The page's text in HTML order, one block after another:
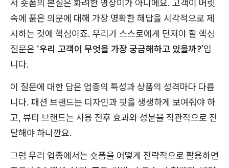
서 숏폼의 본질은 화려한 영상미가 아니에요. 고객이 머릿
속에 품은 의문에 대해 가장 명확한 해답을 시각적으로 제
시하는 것에 핵심이죠. 우리가 스스로에게 던져야 할 핵심
질문은 ‘우리 고객이 무엇을 가장 궁금해하고 있을까?’입
니다.
이 질문에 대한 답은 업종의 특성과 상품의 성격마다 다릅
니다. 패션 브랜드는 디자인과 핏을 생생하게 보여줘야 하
고, 뷰티 브랜드는 사용 전후 효과와 성분을 직관적으로 전
달해야 하니깐요.
그럼 우리 업종에서는 숏폼을 어떻게 전략적으로 활용하면